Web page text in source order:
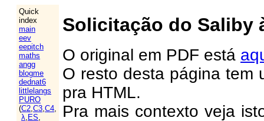
Quick
index
main
eev
eepitch
maths
angg
blogme
dednat6
littlelangs
PURO
(C2,C3,C4,
λ, ES,
Solicitação do Saliby
O original em PDF está
O resto desta página tem
pra HTML.
Pra mais contexto veja